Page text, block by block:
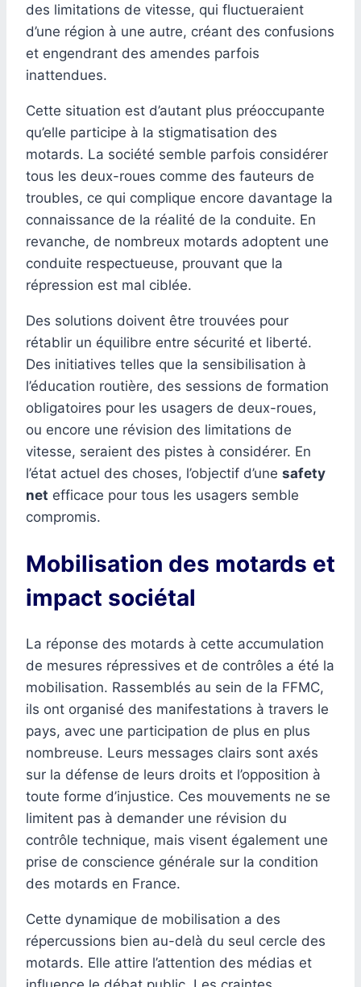
des limitations de vitesse, qui fluctueraient
d’une région à une autre, créant des confusions
et engendrant des amendes parfois
inattendues.
Cette situation est d’autant plus préoccupante
qu’elle participe à la stigmatisation des
motards. La société semble parfois considérer
tous les deux-roues comme des fauteurs de
troubles, ce qui complique encore davantage la
connaissance de la réalité de la conduite. En
revanche, de nombreux motards adoptent une
conduite respectueuse, prouvant que la
répression est mal ciblée.
Des solutions doivent être trouvées pour
rétablir un équilibre entre sécurité et liberté.
Des initiatives telles que la sensibilisation à
l’éducation routière, des sessions de formation
obligatoires pour les usagers de deux-roues,
ou encore une révision des limitations de
vitesse, seraient des pistes à considérer. En
l’état actuel des choses, l’objectif d’une safety
net efficace pour tous les usagers semble
compromis.
Mobilisation des motards et
impact sociétal
La réponse des motards à cette accumulation
de mesures répressives et de contrôles a été la
mobilisation. Rassemblés au sein de la FFMC,
ils ont organisé des manifestations à travers le
pays, avec une participation de plus en plus
nombreuse. Leurs messages clairs sont axés
sur la défense de leurs droits et l’opposition à
toute forme d’injustice. Ces mouvements ne se
limitent pas à demander une révision du
contrôle technique, mais visent également une
prise de conscience générale sur la condition
des motards en France.
Cette dynamique de mobilisation a des
répercussions bien au-delà du seul cercle des
motards. Elle attire l’attention des médias et